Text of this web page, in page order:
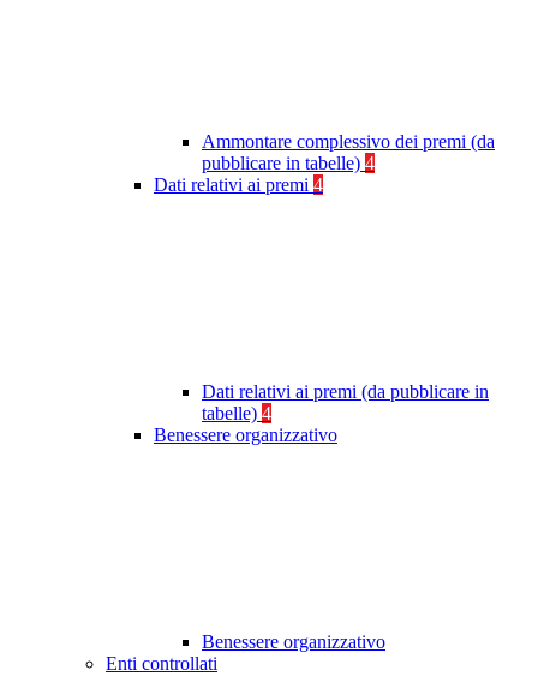
Ammontare complessivo dei premi (da
pubblicare in tabelle) 4
Dati relativi ai premi 4
Dati relativi ai premi (da pubblicare in
tabelle) 4
Benessere organizzativo
Benessere organizzativo
Enti controllati